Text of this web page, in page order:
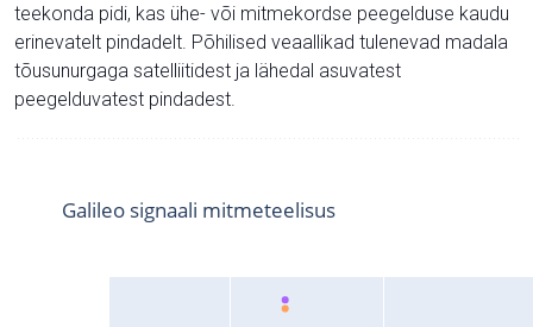
teekonda pidi, kas ühe- või mitmekordse peegelduse kaudu
erinevatelt pindadelt. Põhilised veaallikad tulenevad madala
tõusunurgaga satelliitidest ja lähedal asuvatest
peegelduvatest pindadest.
Galileo signaali mitmeteelisus